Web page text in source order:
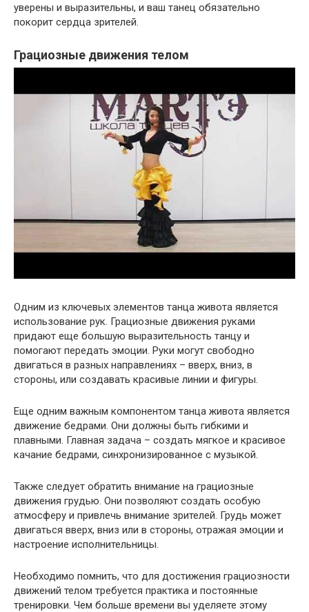
уверены и выразительны, и ваш танец обязательно
покорит сердца зрителей.
Грациозные движения телом
Одним из ключевых элементов танца живота является
использование рук. Грациозные движения руками
придают еще большую выразительность танцу и
помогают передать эмоции. Руки могут свободно
двигаться в разных направлениях – вверх, вниз, в
стороны, или создавать красивые линии и фигуры.
Еще одним важным компонентом танца живота является
движение бедрами. Они должны быть гибкими и
плавными. Главная задача – создать мягкое и красивое
качание бедрами, синхронизированное с музыкой.
Также следует обратить внимание на грациозные
движения грудью. Они позволяют создать особую
атмосферу и привлечь внимание зрителей. Грудь может
двигаться вверх, вниз или в стороны, отражая эмоции и
настроение исполнительницы.
Необходимо помнить, что для достижения грациозности
движений телом требуется практика и постоянные
тренировки. Чем больше времени вы уделяете этому